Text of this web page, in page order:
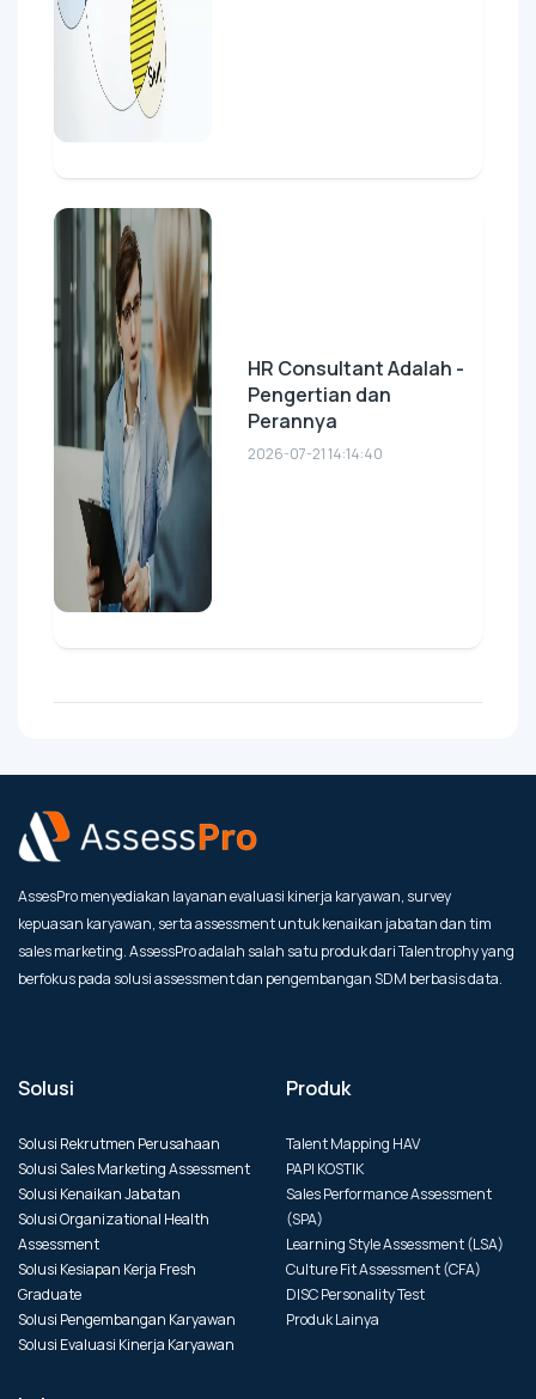
HR Consultant Adalah -
Pengertian dan
Perannya
2026-07-21 14:14:40
AssesPro menyediakan layanan evaluasi kinerja karyawan, survey
kepuasan karyawan, serta assessment untuk kenaikan jabatan dan tim
sales marketing. AssessPro adalah salah satu produk dari Talentrophy yang
berfokus pada solusi assessment dan pengembangan SDM berbasis data.
Solusi
Solusi Rekrutmen Perusahaan
Solusi Sales Marketing Assessment
Solusi Kenaikan Jabatan
Solusi Organizational Health
Assessment
Solusi Kesiapan Kerja Fresh
Graduate
Solusi Pengembangan Karyawan
Solusi Evaluasi Kinerja Karyawan
Produk
Talent Mapping HAV
PAPI KOSTIK
Sales Performance Assessment
(SPA)
Learning Style Assessment (LSA)
Culture Fit Assessment (CFA)
DISC Personality Test
Produk Lainya